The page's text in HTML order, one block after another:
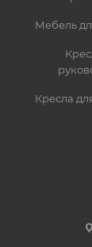
Мебель
Кресла